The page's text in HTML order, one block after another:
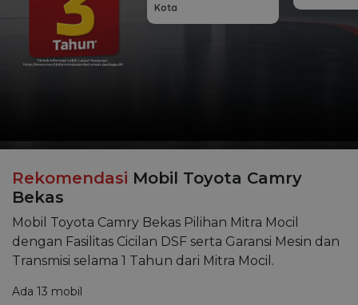
Kota
Rekomendasi Mobil Toyota Camry
Bekas
Mobil Toyota Camry Bekas Pilihan Mitra Mocil
dengan Fasilitas Cicilan DSF serta Garansi Mesin dan
Transmisi selama 1 Tahun dari Mitra Mocil.
Ada 13 mobil